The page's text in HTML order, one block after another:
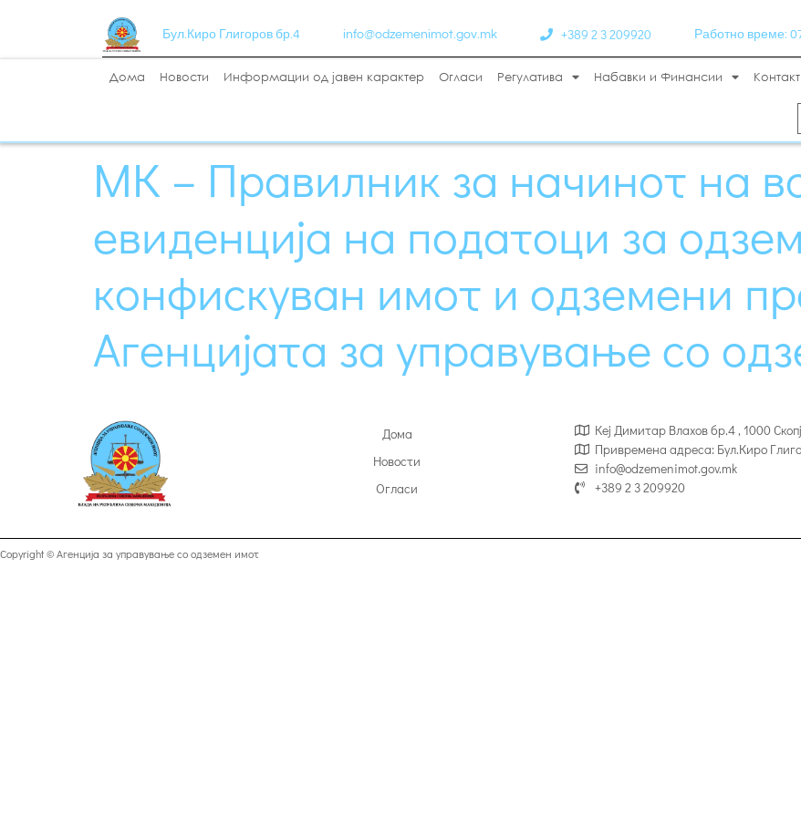
Бул.Киро Глигоров бр.4 info@odzemenimot.gov.mk +389 2 3 209920 Работно време:
Дома Новости Информации од јавен карактер Огласи Регулатива Набавки и Финансии Контакт
МК – Правилник за начинот на
евиденција на податоци за
конфискуван имот и одземени
Агенцијата за управување со
Дома
Новости
Огласи
Кеј Димитар Влахов бр.4 , 1000
Привремена адреса: Бул.Киро
info@odzemenimot.gov.mk
+389 2 3 209920
Copyright © Агенција за управување со одземен имот